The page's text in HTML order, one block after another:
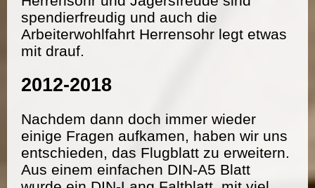
spendierfreudig und auch die
Arbeiterwohlfahrt Herrensohr legt etwas
mit drauf.
2012-2018
Nachdem dann doch immer wieder
einige Fragen aufkamen, haben wir uns
entschieden, das Flugblatt zu erweitern.
Aus einem einfachen DIN-A5 Blatt